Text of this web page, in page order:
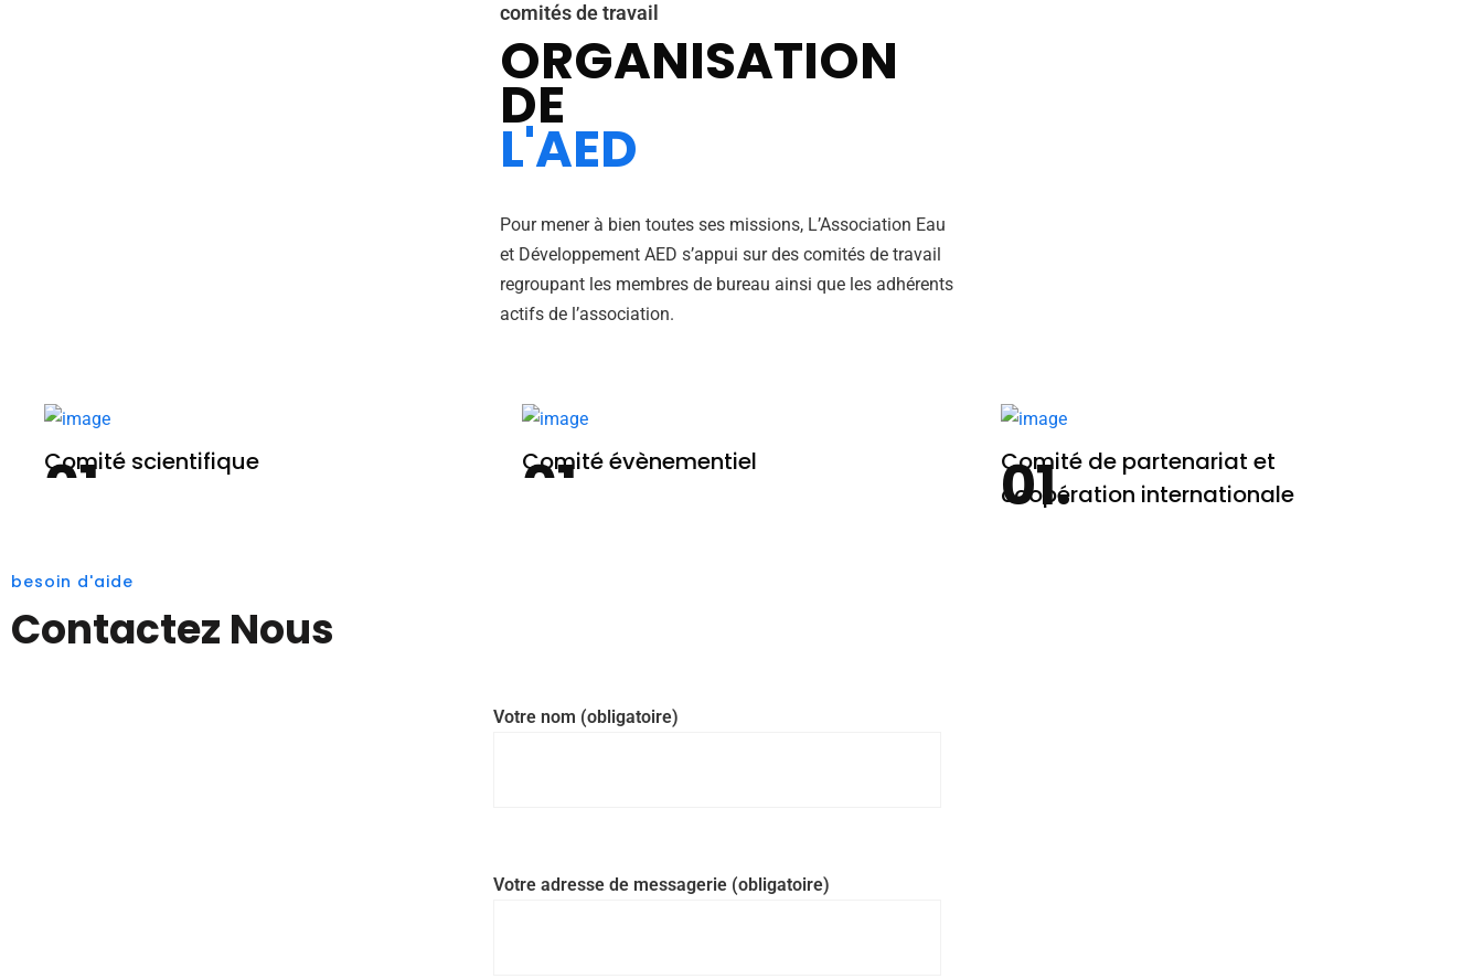
comités de travail
ORGANISATION
DE
L'AED
Pour mener à bien toutes ses missions, L’Association Eau
et Développement AED s’appui sur des comités de travail
regroupant les membres de bureau ainsi que les adhérents
actifs de l’association.
Comité scientifique Comité évènementiel
Comité de partenariat et
coopération internationale
besoin d'aide
Contactez Nous
Votre nom (obligatoire)
Votre adresse de messagerie (obligatoire)